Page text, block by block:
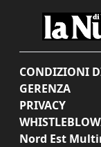
CONDIZIONI
GERENZA
PRIVACY
Nord Est